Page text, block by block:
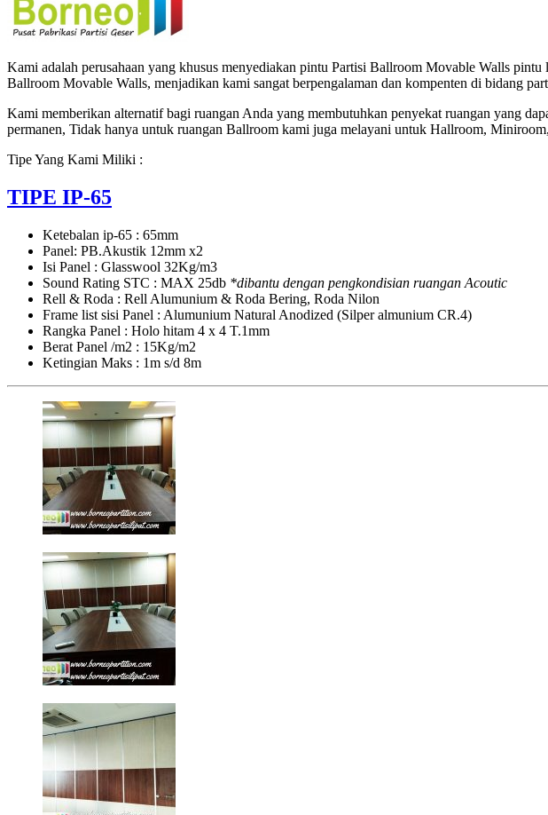
DI
GESER/LIPAT
Kami adalah perusahaan yang khusus menyediakan pintu Partisi Ballroom Movable Walls
Ballroom Movable Walls, menjadikan kami sangat berpengalaman dan kompenten di bidang
Kami memberikan alternatif bagi ruangan Anda yang membutuhkan penyekat ruangan yang
permanen, Tidak hanya untuk ruangan Ballroom kami juga melayani untuk Hallroom,
Tipe Yang Kami Miliki :
TIPE IP-65
Ketebalan ip-65 : 65mm
Panel: PB.Akustik 12mm x2
Isi Panel : Glasswool 32Kg/m3
Sound Rating STC : MAX 25db *dibantu dengan pengkondisian ruangan Acoutic
Rell & Roda : Rell Alumunium & Roda Bering, Roda Nilon
Frame list sisi Panel : Alumunium Natural Anodized (Silper almunium CR.4)
Rangka Panel : Holo hitam 4 x 4 T.1mm
Berat Panel /m2 : 15Kg/m2
Ketingian Maks : 1m s/d 8m